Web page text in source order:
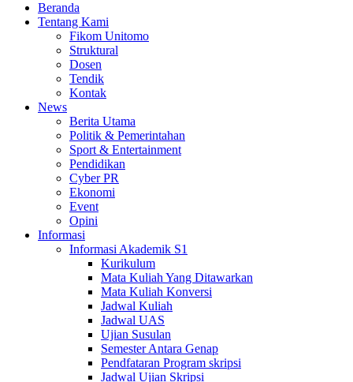
Beranda
Tentang Kami
Fikom Unitomo
Struktural
Dosen
Tendik
Kontak
News
Berita Utama
Politik & Pemerintahan
Sport & Entertainment
Pendidikan
Cyber PR
Ekonomi
Event
Opini
Informasi
Informasi Akademik S1
Kurikulum
Mata Kuliah Yang Ditawarkan
Mata Kuliah Konversi
Jadwal Kuliah
Jadwal UAS
Ujian Susulan
Semester Antara Genap
Pendfataran Program skripsi
Jadwal Ujian Skripsi